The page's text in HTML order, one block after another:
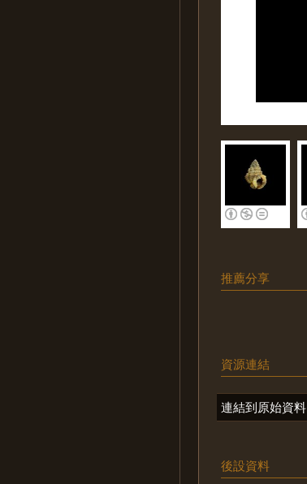
推薦分享
資源連結
連結到原始資料
後設資料